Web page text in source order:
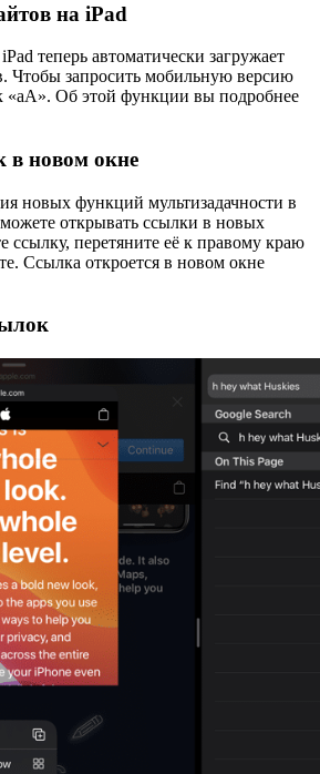
на iPad
теперь автоматически загружает
Чтобы запросить мобильную версию
«аА». Об этой функции вы подробнее
в новом окне
новых функций мультизадачности в
открывать ссылки в новых
ссылку, перетяните её к правому краю
Ссылка откроется в новом окне